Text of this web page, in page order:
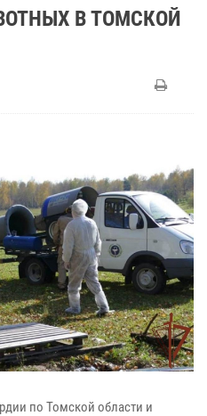
В ТОМСКОЙ
по Томской области и